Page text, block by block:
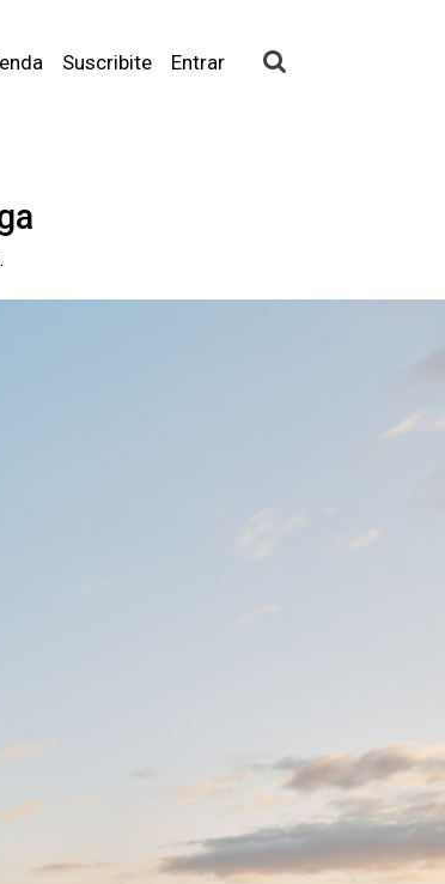
Suscribite Entrar